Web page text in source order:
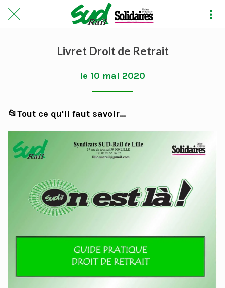
Livret Droit de Retrait
le 10 mai 2020
📂Tout ce qu'il faut savoir...